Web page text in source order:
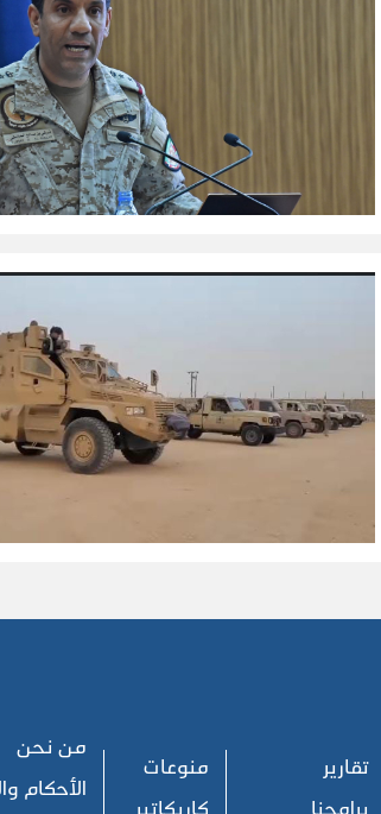
تقارير
منوعات
من نحن
الأحكام